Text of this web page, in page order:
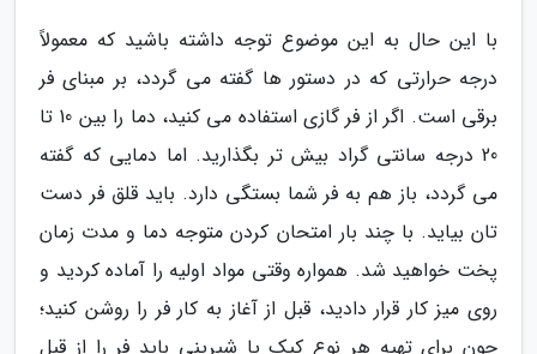
با این حال به این موضوع توجه داشته باشید که معمولاً
درجه حرارتی که در دستور ها گفته می گردد، بر مبنای فر
برقی است. اگر از فر گازی استفاده می کنید، دما را بین 10 تا
20 درجه سانتی گراد بیش تر بگذارید. اما دمایی که گفته
می گردد، باز هم به فر شما بستگی دارد. باید قلق فر دست
تان بیاید. با چند بار امتحان کردن متوجه دما و مدت زمان
پخت خواهید شد. همواره وقتی مواد اولیه را آماده کردید و
روی میز کار قرار دادید، قبل از آغاز به کار فر را روشن کنید؛
چون برای تهیه هر نوع کیک یا شیرینی باید فر را از قبل